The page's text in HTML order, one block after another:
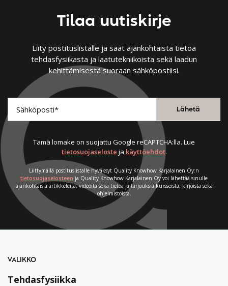
Tilaa uutiskirje
Liity postituslistalle ja saat ajankohtaista tietoa
tehdasfysiikasta ja laatutekniikoista sekä laadun
kehittämisestä suoraan sähköpostiisi.
Tämä lomake on suojattu Google reCAPTCHA:lla. Lue
tietosuojaseloste ja käyttöehdot.
Liittymällä postituslistalle hyväksyt Quality Knowhow Karjalainen Oy:n
tietosuojaselosteen ja Quality Knowhow Karjalainen Oy voi lähettää sinulle
ajankohtaisia artikkeleita, videoita sekä tietoa ja tarjouksia kursseista, kirjoista sekä
ohjelmistoista.
VALIKKO
Tehdasfysiikka